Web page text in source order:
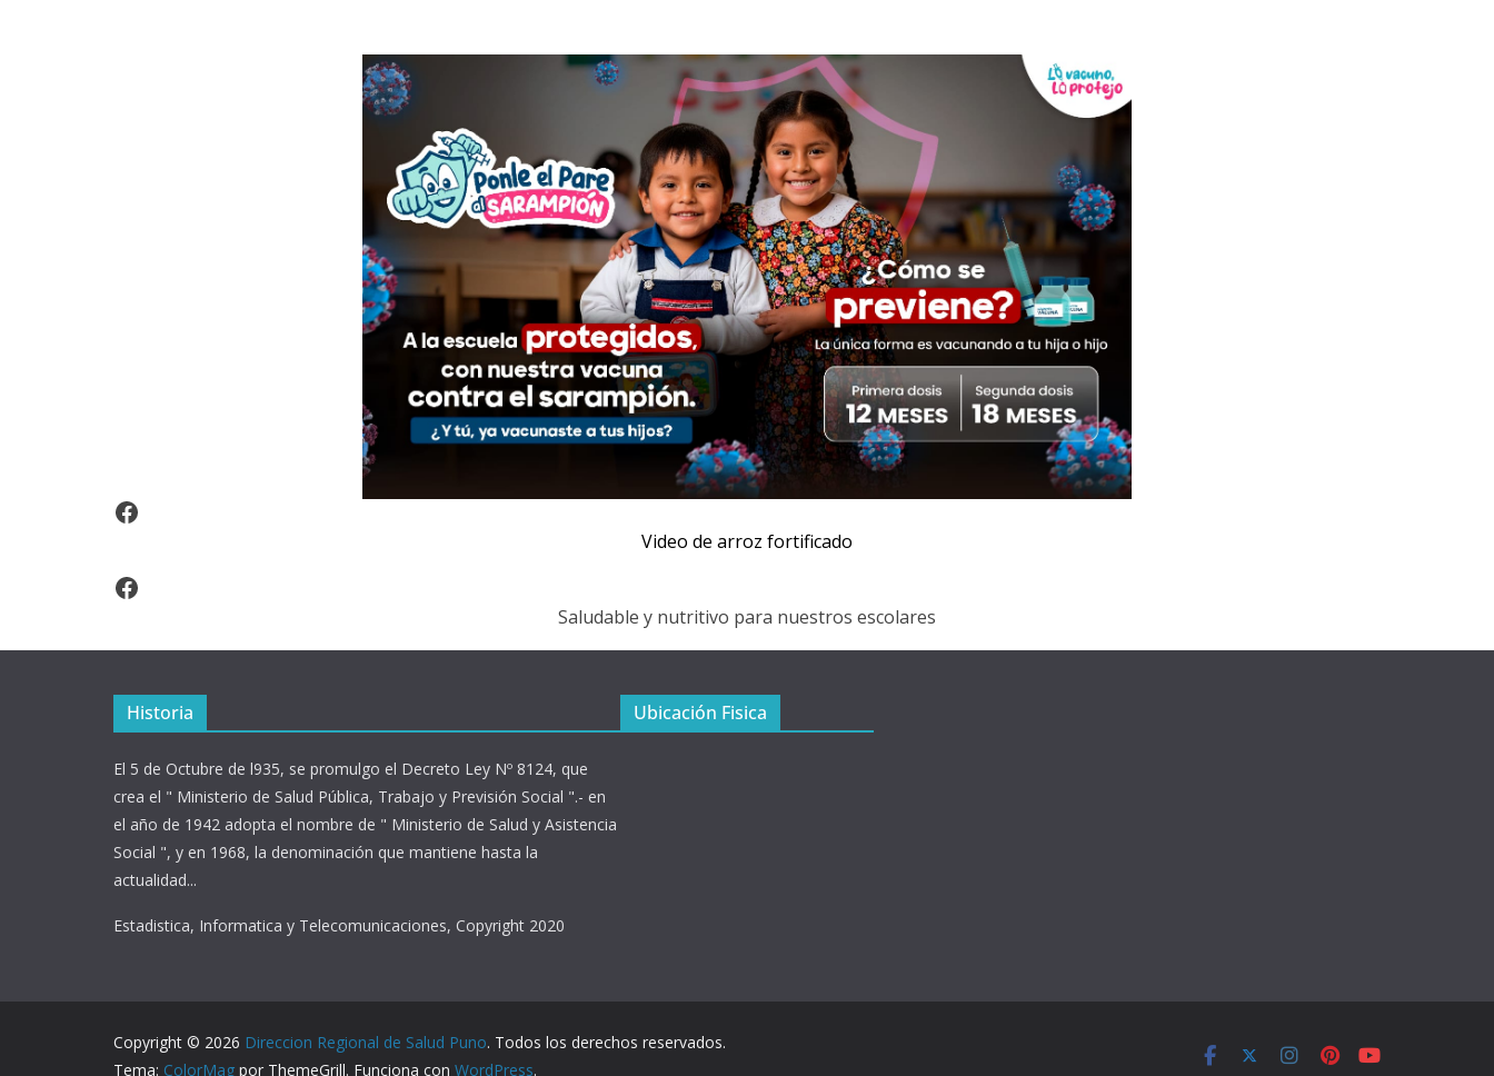
Video Arroz Fortificado
Video de arroz fortificado
Facebook
Saludable y nutritivo para nuestros escolares
Historia
El 5 de Octubre de l935, se promulgo el Decreto Ley Nº 8124, que
crea el " Ministerio de Salud Pública, Trabajo y Previsión Social ".- en
el año de 1942 adopta el nombre de " Ministerio de Salud y Asistencia
Social ", y en 1968, la denominación que mantiene hasta la
actualidad...
Estadistica, Informatica y Telecomunicaciones, Copyright 2020
Ubicación Fisica
Copyright © 2026 Direccion Regional de Salud Puno. Todos los derechos reservados.
Tema: ColorMag por ThemeGrill. Funciona con WordPress.